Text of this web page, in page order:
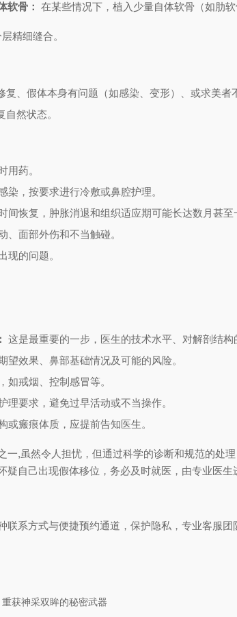
软骨： 在某些情况下，植入少量自体软骨（如肋
精细缝合。
复、假体本身有问题（如感染、变形）、或求美者
然状态。
用药。
染，按要求进行冷敷或鼻腔护理。
间恢复，肿胀消退和组织适应期可能长达数月甚至
、面部外伤和不当触碰。
现的问题。
这是最重要的一步，医生的技术水平、对解剖结
望效果、鼻部基础情况及可能的风险。
如戒烟、控制感冒等。
理要求，避免过早活动或不当操作。
或瘢痕体质，应提前告知医生。
一,虽然令人担忧，但通过科学的诊断和规范的
疑自己出现假体移位，务必及时就医，由专业医
联系方式与便捷预约通道，保护隐私，专业客服团
获神采双眸的秘密武器